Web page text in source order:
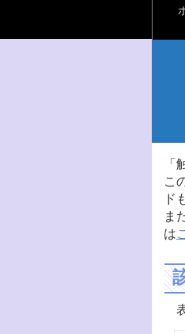
「
こ
ド
ま
は